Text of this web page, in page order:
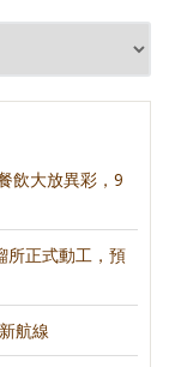
飲大放異彩，9
所正式動工，預
航線